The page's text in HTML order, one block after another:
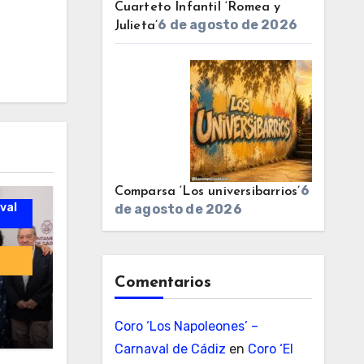
Cuarteto Infantil ‘Romea y
Julieta’6 de agosto de 2026
Comparsa ‘Los universibarrios’6
de agosto de 2026
Comentarios
Coro ‘Los Napoleones’ –
Carnaval de Cádiz en Coro ‘El